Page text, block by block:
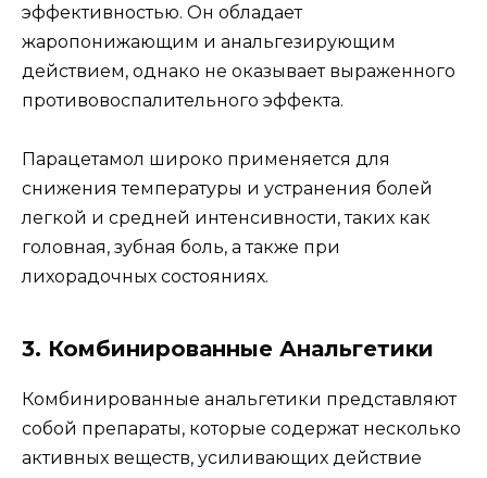
эффективностью. Он обладает
жаропонижающим и анальгезирующим
действием, однако не оказывает выраженного
противовоспалительного эффекта.
Парацетамол широко применяется для
снижения температуры и устранения болей
легкой и средней интенсивности, таких как
головная, зубная боль, а также при
лихорадочных состояниях.
3. Комбинированные Анальгетики
Комбинированные анальгетики представляют
собой препараты, которые содержат несколько
активных веществ, усиливающих действие